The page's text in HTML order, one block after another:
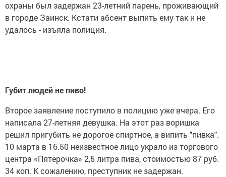
охраны был задержан 23-летний парень, проживающий
в городе Заинск. Кстати абсент выпить ему так и не
удалось - изъяла полиция.
Губит людей не пиво!
Второе заявление поступило в полицию уже вчера. Его
написала 27-летняя девушка. На этот раз воришка
решил пригубить не дорогое спиртное, а випить "пивка".
10 марта в 16.50 неизвестное лицо украло из торгового
центра «Пятерочка» 2,5 литра пива, стоимостью 87 руб.
34 коп. К сожалению, преступник не задержан.